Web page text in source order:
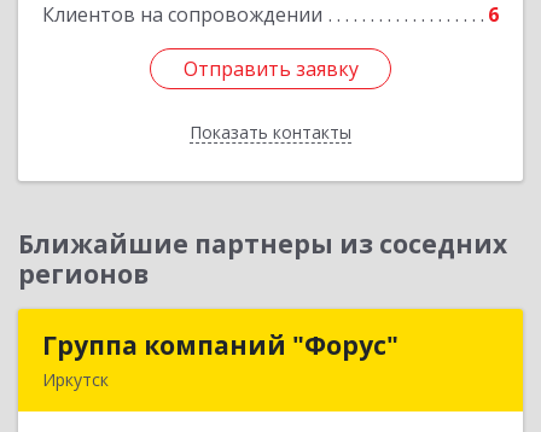
Клиентов на сопровождении 6
Отправить заявку
Показать контакты
Подробнее
Отправить заявку
Назад
Ближайшие партнеры из соседних
регионов
Группа компаний "Форус"
Иркутск
Группа компаний "Форус"